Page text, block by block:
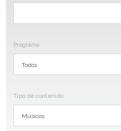
Programa
Tipo de contenido